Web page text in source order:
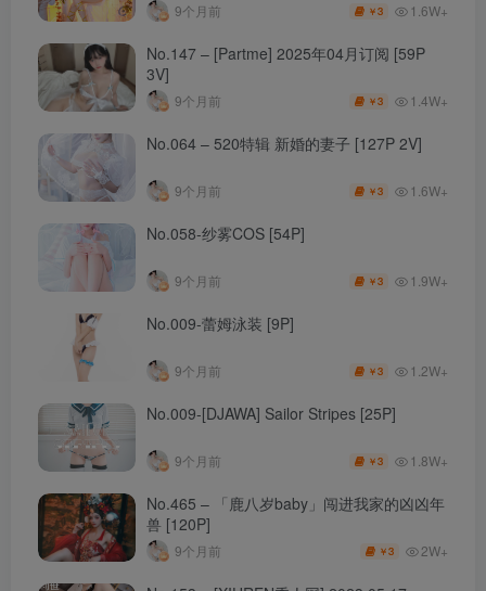
9个月前 ￥3 1.6W+
No.147 – [Partme] 2025年04月订阅 [59P
3V]
9个月前 ￥3 1.4W+
No.064 – 520特辑 新婚的妻子 [127P 2V]
9个月前 ￥3 1.6W+
No.058-纱雾COS [54P]
9个月前 ￥3 1.9W+
No.009-蕾姆泳装 [9P]
9个月前 ￥3 1.2W+
No.009-[DJAWA] Sailor Stripes [25P]
9个月前 ￥3 1.8W+
No.465 – 「鹿八岁baby」闯进我家的凶凶年
兽 [120P]
9个月前 ￥3 2W+